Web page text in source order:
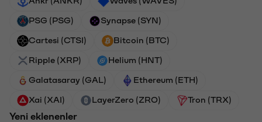
PSG (PSG) Synapse (SYN)
Cartesi (CTSI) Bitcoin (BTC)
Ripple (XRP) Helium (HNT)
Galatasaray (GAL) Ethereum (ETH)
Xai (XAI) LayerZero (ZRO) Tron (TRX)
Yeni eklenenler